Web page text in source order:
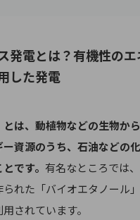
発電とは？有機性のエ
した発電
とは、動植物などの生物か
資源のうち、石油などの
です。 有名なところでは
られた「バイオエタノール
されています。